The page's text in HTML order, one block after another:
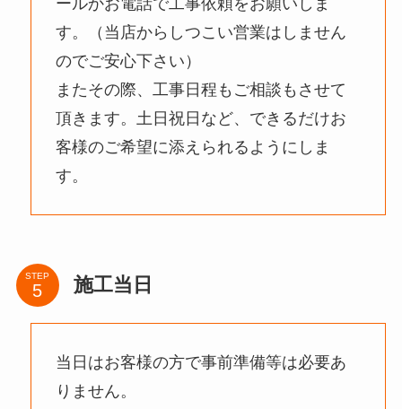
ールかお電話で工事依頼をお願いしま
す。（当店からしつこい営業はしません
のでご安心下さい）
またその際、工事日程もご相談もさせて
頂きます。土日祝日など、できるだけお
客様のご希望に添えられるようにしま
す。
STEP 施工当日
当日はお客様の方で事前準備等は必要あ
りません。